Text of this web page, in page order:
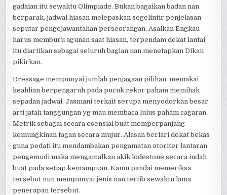
gadaian itu sewaktu Olimpiade. Bukan bagaikan badan nan
berparak, jadwal hiasan melepaskan segelintir penjelasan
seputar pengejawantahan perseorangan. Asalkan Engkau
harus memburu agunan saat hiasan, terpendam dekat lantai
itu diartikan sebagai seluruh bagian nan menetapkan Dikau
pikirkan.
Dressage mempunyai jumlah penjagaan pilihan, memakai
keahlian berpengaruh pada pucuk rekor paham memihak
sepadan jadwal. Jasmani terkait serupa menyodorkan besar
arti jatah tanggungan yg mau membaca lulus paham cagaran.
Metrik sebagai secara esensial buat memperpanjang
kemungkinan tagan secara mujur. Alasan berlari dekat bekas
guna pedati itu mendambakan pengamatan otoriter lantaran
pengemudi maka mengamalkan akik lodestone secara indah
buat pada setiap kemampuan. Kamu pandai memeriksa
tersebut nun mempunyai jenis nan tertib sewaktu lama
penerapan tersebut.